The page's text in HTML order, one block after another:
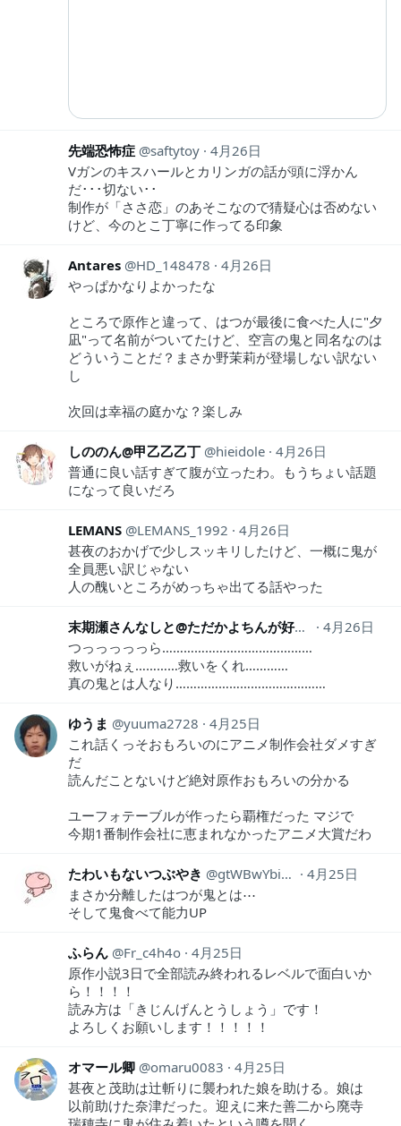
先端恐怖症 saftytoy 4月26日
Vガンのキスハールとカリンガの話が頭に浮かん
だ･･･切ない･･
制作が「ささ恋」のあそこなので猜疑心は否めない
けど、今のとこ丁寧に作ってる印象
Antares HD_148478
4月26日
やっぱかなりよかったな
ところで原作と違って、はつが最後に食べた人に"夕
凪"って名前がついてたけど、空言の鬼と同名なのは
どういうことだ？まさか野茉莉が登場しない訳ない
し
次回は幸福の庭かな？楽しみ
しののん@甲乙乙乙丁 hieidole 4月26日
普通に良い話すぎて腹が立ったわ。もうちょい話題
になって良いだろ
LEMANS LEMANS_1992
4月26日
甚夜のおかげで少しスッキリしたけど、一概に鬼が
全員悪い訳じゃない
人の醜いところがめっちゃ出てる話やった
末期瀬さんなしと@ただかよちんが好きな人
4月26日
つっっっっっら……………………………………
救いがねぇ…………救いをくれ…………
真の鬼とは人なり……………………………………
ゆうま yuuma2728
4月25日
これ話くっそおもろいのにアニメ制作会社ダメすぎ
だ
読んだことないけど絶対原作おもろいの分かる
ユーフォテーブルが作ったら覇権だった マジで
今期1番制作会社に恵まれなかったアニメ大賞だわ
たわいもないつぶやき gtWBwYbiTvaw4XR
4月25日
まさか分離したはつが鬼とは⋯
そして鬼食べて能力UP
ふらん Fr_c4h4o 4月25日
原作小説3日で全部読み終われるレベルで面白いか
ら！！！！
読み方は「きじんげんとうしょう」です！
よろしくお願いします！！！！！
オマール卿 omaru0083
4月25日
甚夜と茂助は辻斬りに襲われた娘を助ける。娘は
以前助けた奈津だった。迎えに来た善二から廃寺